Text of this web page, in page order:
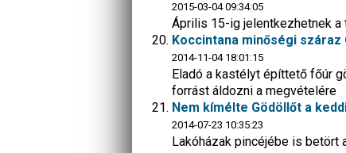
2015-03-04 09:34:05
Április 15-ig jelentkezhetnek
Koccintana minőségi
2014-11-04 18:01:15
Eladó a kastélyt építtető főúr
forrást áldozni a megvételére
Nem kímélte Gödöllőt a
2014-07-23 10:35:23
Lakóházak pincéjébe is betört